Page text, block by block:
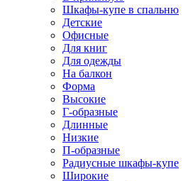
Шкафы-купе в спальню
Детские
Офисные
Для книг
Для одежды
На балкон
Форма
Высокие
Г-образные
Длинные
Низкие
П-образные
Радиусные шкафы-купе
Широкие